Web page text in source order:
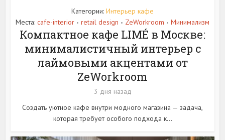
Категории: Интерьер кафе
Места: cafe-interior • retail design • ZeWorkroom • Минимализм
Компактное кафе LIMÉ в Москве:
минималистичный интерьер с
лаймовыми акцентами от
ZeWorkroom
3 дня назад
Создать уютное кафе внутри модного магазина — задача,
которая требует особого подхода к...